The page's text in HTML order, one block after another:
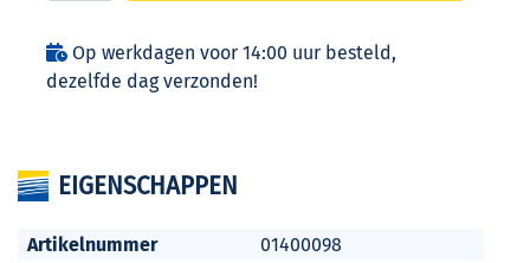
Op werkdagen voor 14:00 uur besteld,
dezelfde dag verzonden!
EIGENSCHAPPEN
Artikelnummer
01400098